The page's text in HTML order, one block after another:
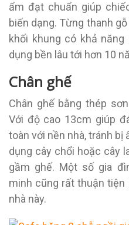
ẩm đạt chuẩn giúp
biến dạng. Từng thanh
khối khung có khả
dụng bền lâu tới hơn 10
Chân ghế
Chân ghế bằng thép
Với độ cao 13cm giúp
toàn với nền nhà, tránh
dụng cây chổi hoặc cây
gầm ghế. Một số gia
minh cũng rất thuận
nhà này.